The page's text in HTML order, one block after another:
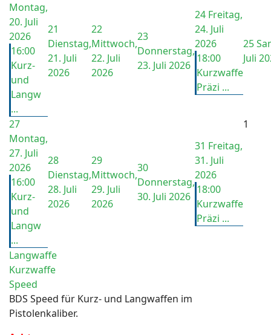
Montag,
20. Juli
2026
16:00
Kurz-
und
Langw
...
21
Dienstag,
21. Juli
2026
22
Mittwoch,
22. Juli
2026
23
Donnerstag,
23. Juli 2026
24 Freitag,
24. Juli
2026
18:00
Kurzwaffe
Präzi ...
25
Juli
27
Montag,
27. Juli
2026
16:00
Kurz-
und
Langw
...
28
Dienstag,
28. Juli
2026
29
Mittwoch,
29. Juli
2026
30
Donnerstag,
30. Juli 2026
31 Freitag,
31. Juli
2026
18:00
Kurzwaffe
Präzi ...
1
Langwaffe
Kurzwaffe
Speed
BDS Speed für Kurz- und Langwaffen im
Pistolenkaliber.